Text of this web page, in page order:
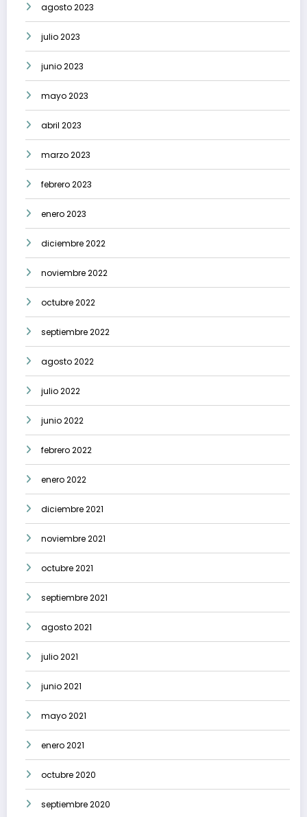
agosto 2023
julio 2023
junio 2023
mayo 2023
abril 2023
marzo 2023
febrero 2023
enero 2023
diciembre 2022
noviembre 2022
octubre 2022
septiembre 2022
agosto 2022
julio 2022
junio 2022
febrero 2022
enero 2022
diciembre 2021
noviembre 2021
octubre 2021
septiembre 2021
agosto 2021
julio 2021
junio 2021
mayo 2021
enero 2021
octubre 2020
septiembre 2020